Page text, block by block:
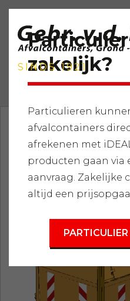
SINDS 1921
Home »Services »
container 10m3
Dichte 10 m
zakelijk?
Particulieren
afvalcontainers
afrekenen met
producten gaan via
aanvraag. Zakelijke
altijd een
PARTICULIER